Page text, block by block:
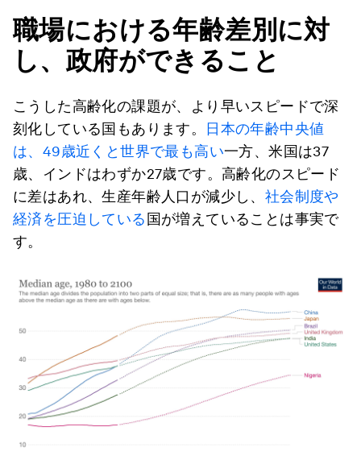
職場における年齢差別に対
し、政府ができること
こうした高齢化の課題が、より早いスピードで深
刻化している国もあります。
日本の年齢中央値
は、49歳近くと世界で最も高い一方、米国は37
歳、インドはわずか27歳です。高齢化のスピード
に差はあれ、生産年齢人口が減少し、 社会制度や
経済を圧迫している 国が増えていることは事実で
す。